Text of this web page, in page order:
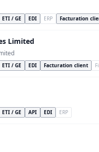
ETI / GE EDI ERP Facturation
Limited
ETI / GE EDI Facturation client
ETI / GE API EDI ERP